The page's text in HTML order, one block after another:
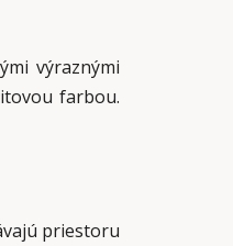
výraznými
farbou.
priestoru